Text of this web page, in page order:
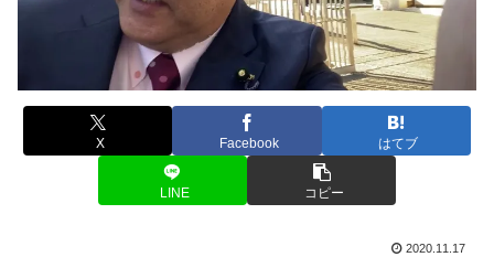
X Facebook はてブ
LINE コピー
2020.11.17